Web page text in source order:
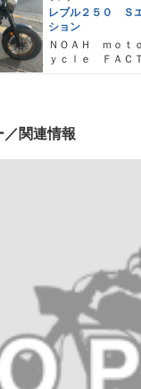
レブル２５０ Ｓ
ション
ＮＯＡＨ ｍｏｔ
ｙｃｌｅ ＦＡＣ
／関連情報